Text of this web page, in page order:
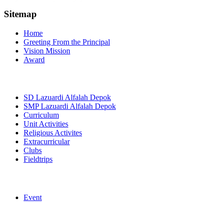
Sitemap
Home
Greeting From the Principal
Vision Mission
Award
SD Lazuardi Alfalah Depok
SMP Lazuardi Alfalah Depok
Curriculum
Unit Activities
Religious Activites
Extracurricular
Clubs
Fieldtrips
Event